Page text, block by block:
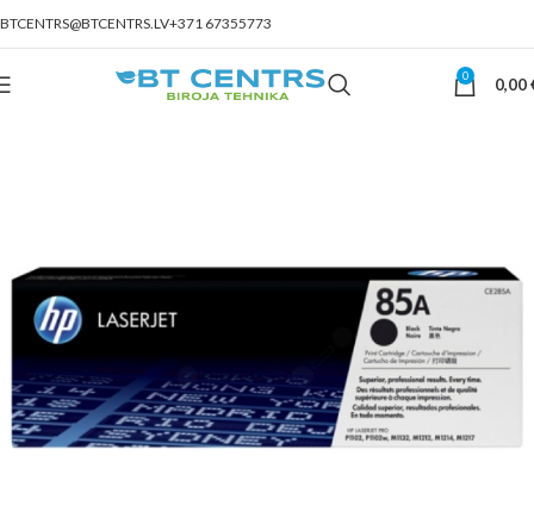
BTCENTRS@BTCENTRS.LV+371 67355773
0 0,00